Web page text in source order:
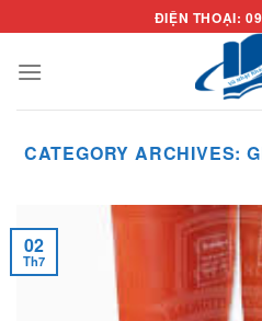
to
content
ĐIỆN THOẠI:
CATEGORY ARCHIVES:
02
Th7